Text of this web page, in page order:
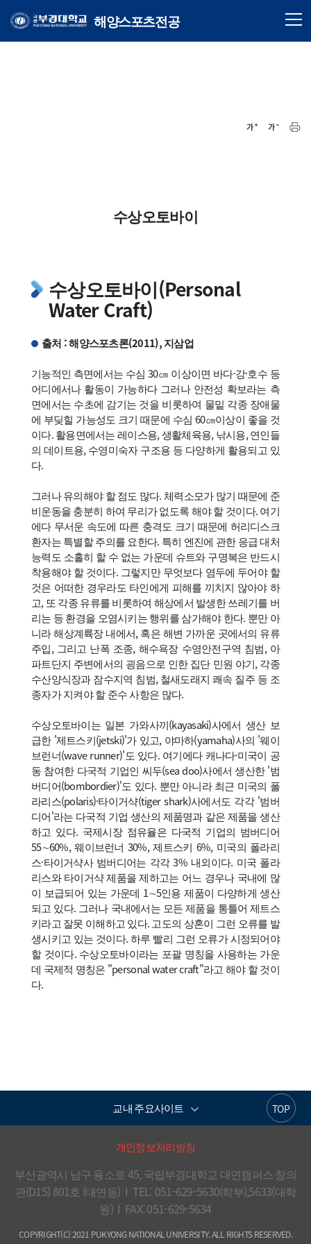
해양스포츠전공
수상오토바이
수상오토바이(Personal
Water Craft)
출처 : 해양스포츠론(2011), 지삼업
기능적인 측면에서는 수심 30㎝ 이상이면 바다·강·호수 등
어디에서나 활동이 가능하다 그러나 안전성 확보라는 측
면에서는 수초에 감기는 것을 비롯하여 물밑 각종 장애물
에 부딪힐 가능성도 크기 때문에 수심 60㎝이상이 좋을 것
이다. 활용면에서는 레이스용, 생활체육용, 낚시용, 연인들
의 데이트용, 수영미숙자 구조용 등 다양하게 활용되고 있
다.
그러나 유의해야 할 점도 많다. 체력소모가 많기 때문에 준
비운동을 충분히 하여 무리가 없도록 해야 할 것이다. 여기
에다 무서운 속도에 따른 충격도 크기 때문에 허리디스크
환자는 특별할 주의를 요한다. 특히 엔진에 관한 응급 대처
능력도 소홀히 할 수 없는 가운데 슈트와 구명복은 반드시
착용해야 할 것이다. 그렇지만 무엇보다 염두에 두어야 할
것은 어떠한 경우라도 타인에게 피해를 끼치지 않아야 하
고, 또 각종 유류를 비롯하여 해상에서 발생한 쓰레기를 버
리는 등 환경을 오염시키는 행위를 삼가해야 한다. 뿐만 아
니라 해상계륙장 내에서, 혹은 해변 가까운 곳에서의 유류
주입, 그리고 난폭 조종, 해수욕장 수영안전구역 침범, 아
파트단지 주변에서의 굉음으로 인한 집단 민원 야기, 각종
수산양식장과 잠수지역 침범, 철새도래지 쾌속 질주 등 조
종자가 지켜야 할 준수 사항은 많다.
수상오토바이는 일본 가와사끼(kayasaki)사에서 생산 보
급한 '제트스키(jetski)'가 있고, 야마하(yamaha)사의 '웨이
브런너(wave runner)'도 있다. 여기에다 캐나다·미국이 공
동 참여한 다국적 기업인 씨두(sea doo)사에서 생산한 '범
버디어(bombordier)'도 있다. 뿐만 아니라 최근 미국의 폴
라리스(polaris)·타이거샥(tiger shark)사에서도 각각 '범버
디어'라는 다국적 기업 생산의 제품명과 같은 제품을 생산
하고 있다. 국제시장 점유율은 다국적 기업의 범버디어
55∼60%, 웨이브런너 30%, 제트스키 6%, 미국의 폴라리
스·타이거샥사 범버디어는 각각 3% 내외이다. 미국 폴라
리스와 타이거샥 제품을 제하고는 어느 경우나 국내에 많
이 보급되어 있는 가운데 1∼5인용 제품이 다양하게 생산
되고 있다. 그러나 국내에서는 모든 제품을 통틀어 제트스
키라고 잘못 이해하고 있다. 고도의 상혼이 그런 오류를 발
생시키고 있는 것이다. 하루 빨리 그런 오류가 시정되어야
할 것이다. 수상오토바이라는 포괄 명칭을 사용하는 가운
데 국제적 명칭은 "personal water craft"라고 해야 할 것이
다.
TOP
교내 주요사이트
개인정보처리방침
부산광역시 남구 용소로 45, 국립부경대학교 대연캠퍼스 창의
관(D15) 801호 (대연동)  I  TEL: 051-629-5630(학부),5633(대학
원)  I  FAX: 051-629-5634
COPYRIGHT(C) 2021 PUKYONG NATIONAL UNIVERSITY. ALL RIGHTS RESERVED.